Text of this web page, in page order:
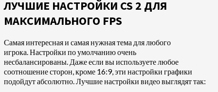
ЛУЧШИЕ НАСТРОЙКИ CS 2 ДЛЯ
МАКСИМАЛЬНОГО FPS
Самая интересная и самая нужная тема для любого
игрока. Настройки по умолчанию очень
несбалансированы. Даже если вы используете любое
соотношение сторон, кроме 16:9, эти настройки графики
подойдут абсолютно. Лучшие настройки видео выглядят так: